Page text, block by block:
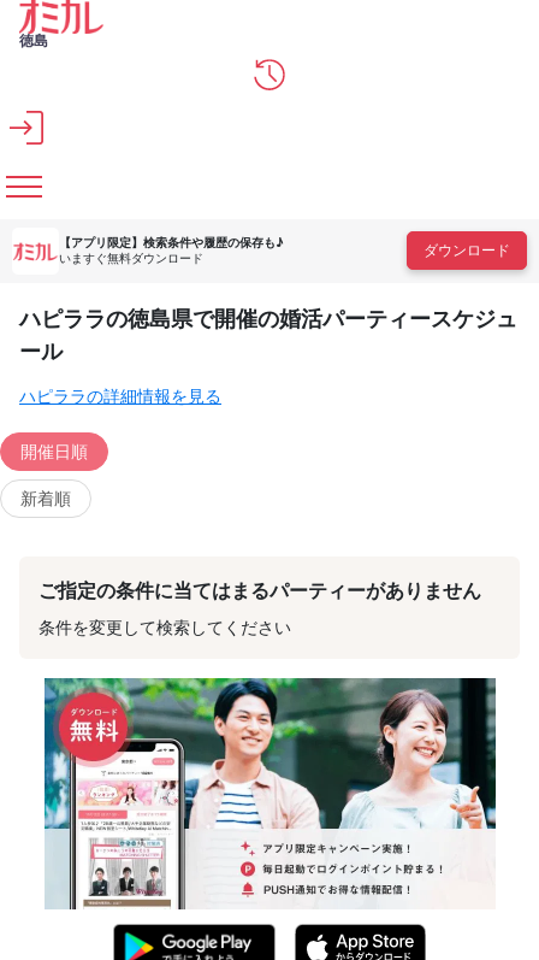
メインコンテンツへスキップ
徳島
【アプリ限定】 検索条件や履歴の保存も♪
いますぐ無料ダウンロード
ダウンロード
ハピララの徳島県で開催の婚活パーティースケジュ
ール
ハピララの詳細情報を見る
開催日順
新着順
ご指定の条件に当てはまるパーティーがありません
条件を変更して検索してください